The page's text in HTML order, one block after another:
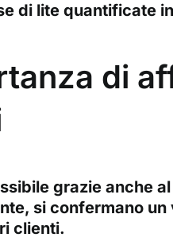
di lite quantificate
di
grazie anche
si confermano
clienti.